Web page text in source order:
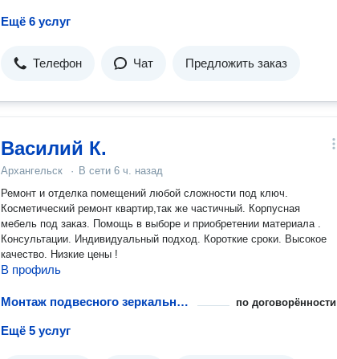
Ещё 6 услуг
Телефон Чат Предложить заказ
Василий К.
Архангельск · В сети 6 ч. назад
Ремонт и отделка помещений любой сложности под ключ.
Косметический ремонт квартир,так же частичный. Корпусная
мебель под заказ. Помощь в выборе и приобретении материала .
Консультации. Индивидуальный подход. Короткие сроки. Высокое
качество. Низкие цены !
В профиль
Монтаж подвесного зеркального потолка по договорённости
Ещё 5 услуг